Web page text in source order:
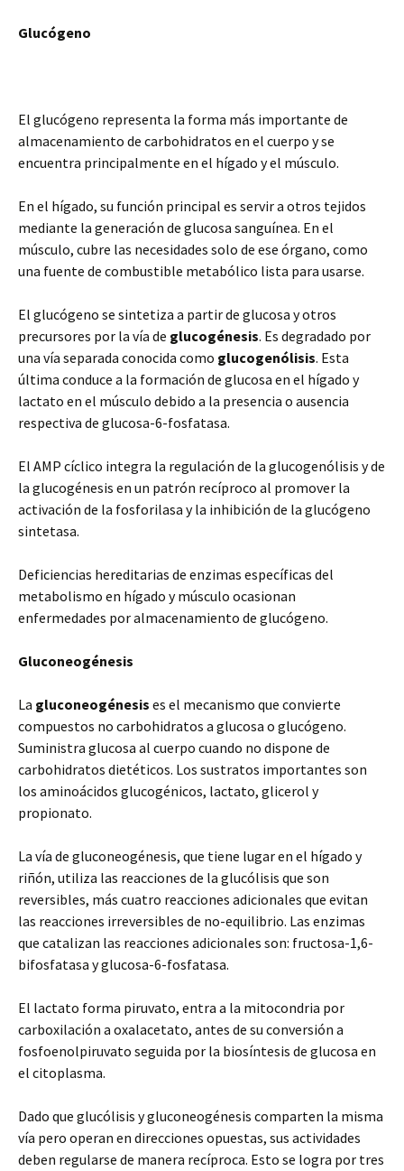
Glucógeno
El glucógeno representa la forma más importante de
almacenamiento de carbohidratos en el cuerpo y se
encuentra principalmente en el hígado y el músculo.
En el hígado, su función principal es servir a otros tejidos
mediante la generación de glucosa sanguínea. En el
músculo, cubre las necesidades solo de ese órgano, como
una fuente de combustible metabólico lista para usarse.
El glucógeno se sintetiza a partir de glucosa y otros
precursores por la vía de glucogénesis. Es degradado por
una vía separada conocida como glucogenólisis. Esta
última conduce a la formación de glucosa en el hígado y
lactato en el músculo debido a la presencia o ausencia
respectiva de glucosa-6-fosfatasa.
El AMP cíclico integra la regulación de la glucogenólisis y de
la glucogénesis en un patrón recíproco al promover la
activación de la fosforilasa y la inhibición de la glucógeno
sintetasa.
Deficiencias hereditarias de enzimas específicas del
metabolismo en hígado y músculo ocasionan
enfermedades por almacenamiento de glucógeno.
Gluconeogénesis
La gluconeogénesis es el mecanismo que convierte
compuestos no carbohidratos a glucosa o glucógeno.
Suministra glucosa al cuerpo cuando no dispone de
carbohidratos dietéticos. Los sustratos importantes son
los aminoácidos glucogénicos, lactato, glicerol y
propionato.
La vía de gluconeogénesis, que tiene lugar en el hígado y
riñón, utiliza las reacciones de la glucólisis que son
reversibles, más cuatro reacciones adicionales que evitan
las reacciones irreversibles de no-equilibrio. Las enzimas
que catalizan las reacciones adicionales son: fructosa-1,6-
bifosfatasa y glucosa-6-fosfatasa.
El lactato forma piruvato, entra a la mitocondria por
carboxilación a oxalacetato, antes de su conversión a
fosfoenolpiruvato seguida por la biosíntesis de glucosa en
el citoplasma.
Dado que glucólisis y gluconeogénesis comparten la misma
vía pero operan en direcciones opuestas, sus actividades
deben regularse de manera recíproca. Esto se logra por tres